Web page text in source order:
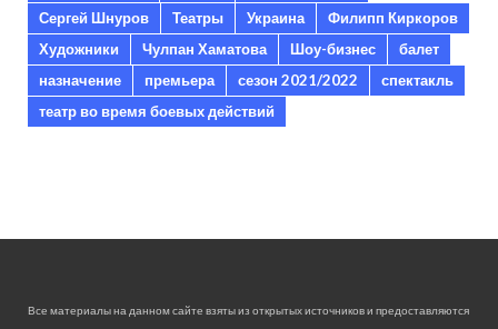
Сергей Шнуров
Театры Украина
Филипп Киркоров
Художники
Чулпан Хаматова Шоу-бизнес
балет
назначение
премьера сезон 2021/2022
спектакль
театр во время боевых действий
Все материалы на данном сайте взяты из открытых источников и предоставляются